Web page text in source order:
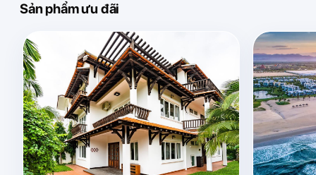
Sản phẩm ưu đãi